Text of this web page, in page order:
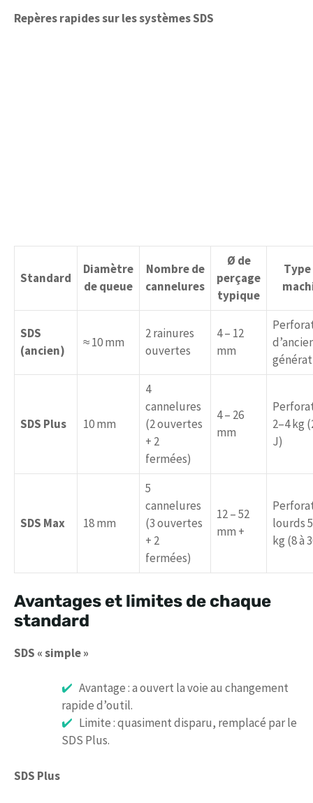
Repères rapides sur les systèmes SDS
Standard
Diamètre
de queue
Nombre de
cannelures
Ø de
perçage
typique
Type
SDS
(ancien)
≈ 10 mm
2 rainures
ouvertes
4 – 12
mm
SDS Plus 10 mm
4
cannelures
(2 ouvertes
+ 2
fermées)
4 – 26
mm
2–4 kg
J)
SDS Max 18 mm
5
cannelures
(3 ouvertes
+ 2
fermées)
12 – 52
mm +
lourds
kg (8 à
Avantages et limites de chaque
standard
SDS « simple »
Avantage : a ouvert la voie au changement
rapide d’outil.
Limite : quasiment disparu, remplacé par le
SDS Plus.
SDS Plus